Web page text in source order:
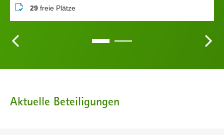
Buchungsstatus
29freie Plätze
Aktuelle Beteiligungen